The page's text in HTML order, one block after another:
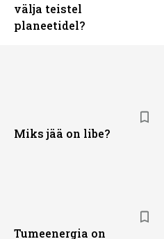
välja teistel
planeetidel?
Miks jää on libe?
Tumeenergia on